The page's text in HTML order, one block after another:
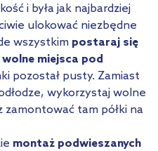
i była jak najbardziej
ulokować niezbędne
wszystkim postaraj się
miejsca pod
pozostał pusty. Zamiast
wykorzystaj wolne
zamontować tam półki na
montaż podwieszanych